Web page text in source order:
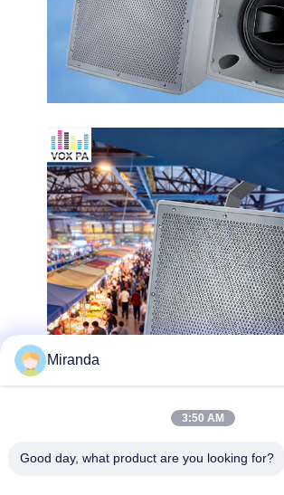
Miranda
3:50 AM
Good day, what product are you looking for?